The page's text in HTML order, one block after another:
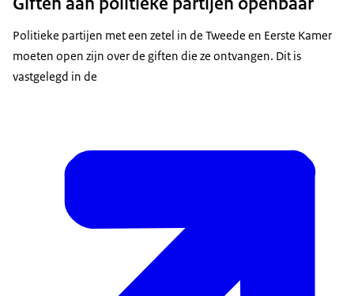
Politieke partijen met een zetel in de Tweede en Eerste Kamer
moeten open zijn over de giften die ze ontvangen. Dit is
vastgelegd in de